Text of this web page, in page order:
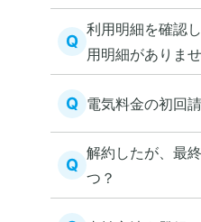
Q
利用明細を確認
用明細がありま
きない。
Q 電気料金の初回
Q
解約したが、最
つ？